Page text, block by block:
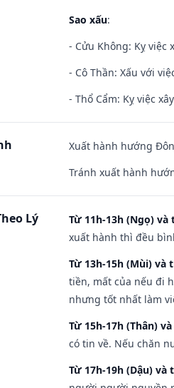
Sao xấu:
- Cửu Không: Kỵ
- Cô Thần: Xấu với
- Thổ Cẩm: Kỵ việc
Xuất hành hướng
Tránh xuất hành
Lý
Từ 11h-13h (Ngọ) và
xuất hành thì đều
Từ 13h-15h (Mùi) và
tiền, mất của nếu đi
nhưng tốt nhất làm
Từ 15h-17h (Thân)
có tin về. Nếu chăn
Từ 17h-19h (Dậu) và